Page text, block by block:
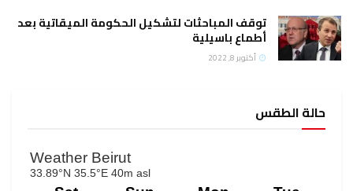
توقف المباحثات لتشكيل الحكومة الميقاتية بعد
أطماع باسيلية
أكتوبر 8, 2022
حالة الطقس